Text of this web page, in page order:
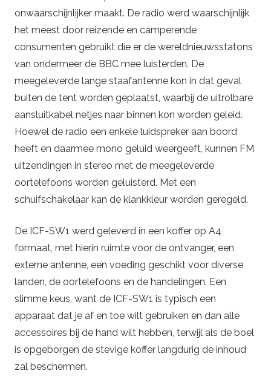
onwaarschijnlijker maakt. De radio werd waarschijnlijk
het meest door reizende en camperende
consumenten gebruikt die er de wereldnieuwsstatons
van ondermeer de BBC mee luisterden. De
meegeleverde lange staafantenne kon in dat geval
buiten de tent worden geplaatst, waarbij de uitrolbare
aansluitkabel netjes naar binnen kon worden geleid.
Hoewel de radio een enkele luidspreker aan boord
heeft en daarmee mono geluid weergeeft, kunnen FM
uitzendingen in stereo met de meegeleverde
oortelefoons worden geluisterd. Met een
schuifschakelaar kan de klankkleur worden geregeld.
De ICF-SW1 werd geleverd in een koffer op A4
formaat, met hierin ruimte voor de ontvanger, een
externe antenne, een voeding geschikt voor diverse
landen, de oortelefoons en de handelingen. Een
slimme keus, want de ICF-SW1 is typisch een
apparaat dat je af en toe wilt gebruiken en dan alle
accessoires bij de hand wilt hebben, terwijl als de boel
is opgeborgen de stevige koffer langdurig de inhoud
zal beschermen.